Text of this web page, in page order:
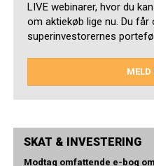
LIVE webinarer, hvor du
om aktiekøb lige nu. Du får
superinvestorernes
MELD
SKAT & INVESTERING
Modtag omfattende e-bog